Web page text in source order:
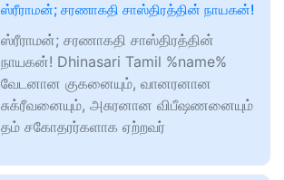
ஸ்ரீராமன்; சரணாகதி சாஸ்திரத்தின் நாயகன்!
ஸ்ரீராமன்; சரணாகதி சாஸ்திரத்தின்
நாயகன்! Dhinasari Tamil %name%
வேடனான குகனையும், வானரனான
சுக்ரீவனையும், அசுரனான விபீஷணனையும்
தம் சகோதரர்களாக ஏற்றவர்